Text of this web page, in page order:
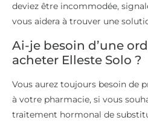
deviez être incommodée,
vous aidera à trouver une
Ai-je besoin d’une
acheter Elleste Solo ?
Vous aurez toujours besoin de
à votre pharmacie, si vous
traitement hormonal de